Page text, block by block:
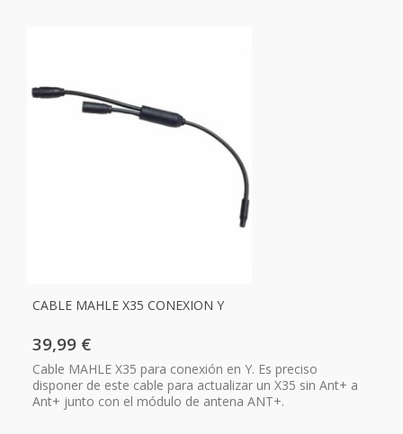
CABLE MAHLE X35 CONEXION Y
39,99 €
Cable MAHLE X35 para conexión en Y. Es preciso
disponer de este cable para actualizar un X35 sin Ant+ a
Ant+ junto con el módulo de antena ANT+.